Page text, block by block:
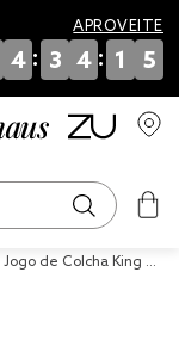
APROVEITE
4 : 3 4 : 1 4
Jogo de Colcha King Al